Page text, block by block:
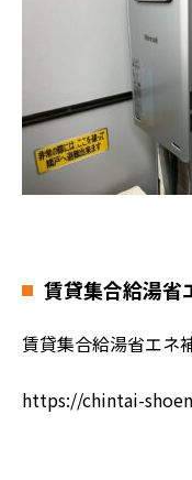
賃貸集合給湯省
賃貸集合給湯省エネ
https://chintai-